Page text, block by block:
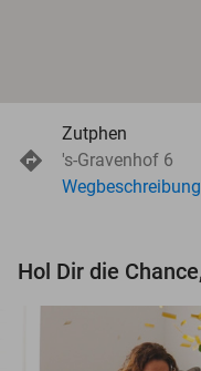
Zutphen
's-Gravenhof 6
Wegbeschreibung